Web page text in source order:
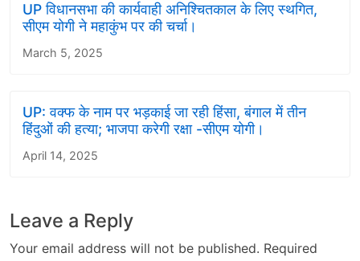
UP विधानसभा की कार्यवाही अनिश्चितकाल के लिए स्थगित,
सीएम योगी ने महाकुंभ पर की चर्चा।
March 5, 2025
UP: वक्फ के नाम पर भड़काई जा रही हिंसा, बंगाल में तीन
हिंदुओं की हत्या; भाजपा करेगी रक्षा -सीएम योगी।
April 14, 2025
Leave a Reply
Your email address will not be published. Required